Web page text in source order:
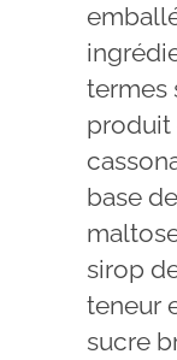
termes
produit
base
sirop
teneur
sucre